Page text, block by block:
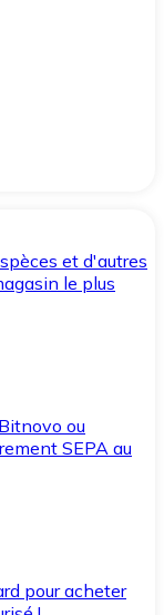
et d'autres
le plus
ou
SEPA au
pour acheter